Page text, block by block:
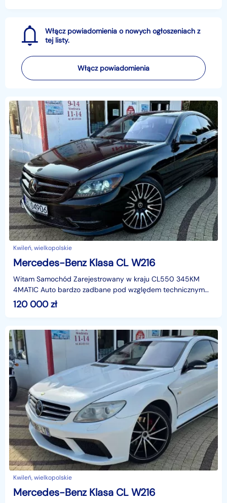
Włącz powiadomienia o nowych ogłoszeniach z
tej listy.
Włącz powiadomienia
Kwileń, wielkopolskie
Mercedes-Benz Klasa CL W216
Witam Samochód Zarejestrowany w kraju CL550 345KM
4MATIC Auto bardzo zadbane pod względem technicznym
jak i wizualny bez rys czy zagnieceń , wsiadać i jechać ni
120 000zł
Kwileń, wielkopolskie
Mercedes-Benz Klasa CL W216